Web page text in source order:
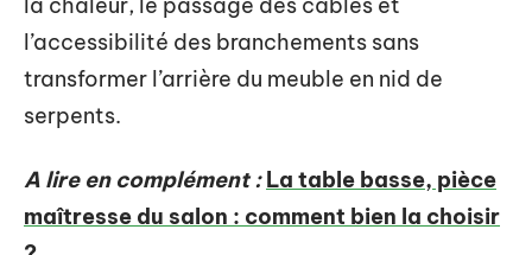
l’accessibilité des branchements sans
transformer l’arrière du meuble en nid de
serpents.
A lire en complément : La table basse, pièce
maîtresse du salon : comment bien la choisir